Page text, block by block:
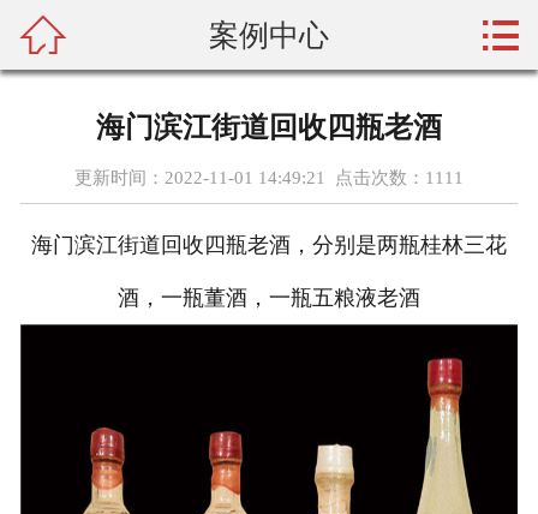
新闻资讯
预约时间
联系聚鑫
 案例中心 
海门滨江街道回收四瓶老酒
更新时间：2022-11-01 14:49:21 点击次数： 1111
海门滨江街道回收四瓶老酒，分别是两瓶桂林三花
酒，一瓶董酒，一瓶五粮液老酒